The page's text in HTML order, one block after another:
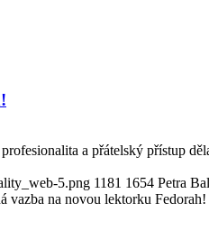
a přátelský přístup
5.png 1181 1654 Petra
vazba na novou lektorku Fedorah!